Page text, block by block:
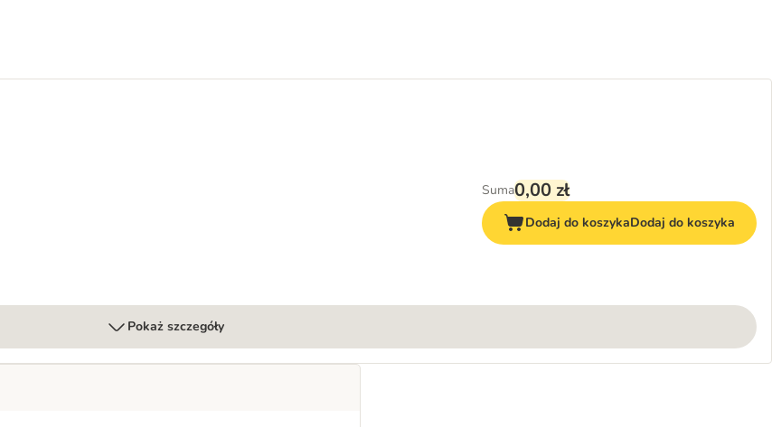
Suma0,00 zł
Dodaj do koszykaDodaj do koszyka
Pokaż szczegóły